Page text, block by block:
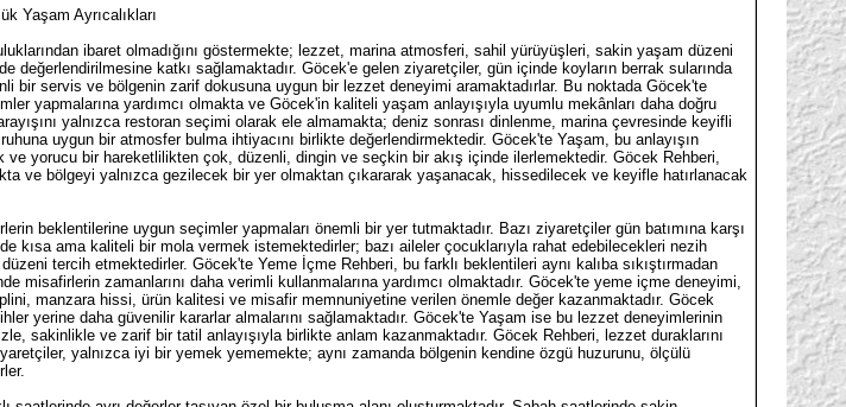
Yaşam Ayrıcalıkları
ibaret olmadığını göstermekte; lezzet, marina atmosferi, sahil yürüyüşleri, sakin yaşam düzeni
katkı sağlamaktadır. Göcek'e gelen ziyaretçiler, gün içinde koyların berrak sularında
bir servis ve bölgenin zarif dokusuna uygun bir lezzet deneyimi aramaktadırlar. Bu noktada Göcek'te
yapmalarına yardımcı olmakta ve Göcek'in kaliteli yaşam anlayışıyla uyumlu mekânları daha doğru
yalnızca restoran seçimi olarak ele almamakta; deniz sonrası dinlenme, marina çevresinde keyifli
uygun bir atmosfer bulma ihtiyacını birlikte değerlendirmektedir. Göcek'te Yaşam, bu anlayışın
yorucu bir hareketlilikten çok, düzenli, dingin ve seçkin bir akış içinde ilerlemektedir. Göcek Rehberi,
ve bölgeyi yalnızca gezilecek bir yer olmaktan çıkararak yaşanacak, hissedilecek ve keyifle hatırlanacak
beklentilerine uygun seçimler yapmaları önemli bir yer tutmaktadır. Bazı ziyaretçiler gün batımına karşı
kısa ama kaliteli bir mola vermek istemektedirler; bazı aileler çocuklarıyla rahat edebilecekleri nezih
tercih etmektedirler. Göcek'te Yeme İçme Rehberi, bu farklı beklentileri aynı kalıba sıkıştırmadan
misafirlerin zamanlarını daha verimli kullanmalarına yardımcı olmaktadır. Göcek'te yeme içme deneyimi,
manzara hissi, ürün kalitesi ve misafir memnuniyetine verilen önemle değer kazanmaktadır. Göcek
yerine daha güvenilir kararlar almalarını sağlamaktadır. Göcek'te Yaşam ise bu lezzet deneyimlerinin
sakinlikle ve zarif bir tatil anlayışıyla birlikte anlam kazanmaktadır. Göcek Rehberi, lezzet duraklarını
yalnızca iyi bir yemek yememekte; aynı zamanda bölgenin kendine özgü huzurunu, ölçülü